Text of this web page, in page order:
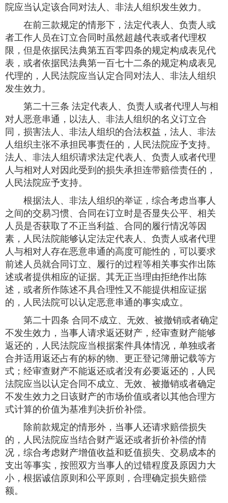
院应当认定该合同对法人、非法人组织发生效力。
在前三款规定的情形下，法定代表人、负责人或
者工作人员在订立合同时虽然超越代表或者代理权
限，但是依据民法典第五百零四条的规定构成表见代
表，或者依据民法典第一百七十二条的规定构成表见
代理的，人民法院应当认定合同对法人、非法人组织
发生效力。
第二十三条 法定代表人、负责人或者代理人与相
对人恶意串通，以法人、非法人组织的名义订立合
同，损害法人、非法人组织的合法权益，法人、非法
人组织主张不承担民事责任的，人民法院应予支持。
法人、非法人组织请求法定代表人、负责人或者代理
人与相对人对因此受到的损失承担连带赔偿责任的，
人民法院应予支持。
根据法人、非法人组织的举证，综合考虑当事人
之间的交易习惯、合同在订立时是否显失公平、相关
人员是否获取了不正当利益、合同的履行情况等因
素，人民法院能够认定法定代表人、负责人或者代理
人与相对人存在恶意串通的高度可能性的，可以要求
前述人员就合同订立、履行的过程等相关事实作出陈
述或者提供相应的证据。其无正当理由拒绝作出陈
述，或者所作陈述不具合理性又不能提供相应证据
的，人民法院可以认定恶意串通的事实成立。
第二十四条 合同不成立、无效、被撤销或者确定
不发生效力，当事人请求返还财产，经审查财产能够
返还的，人民法院应当根据案件具体情况，单独或者
合并适用返还占有的标的物、更正登记簿册记载等方
式；经审查财产不能返还或者没有必要返还的，人民
法院应当以认定合同不成立、无效、被撤销或者确定
不发生效力之日该财产的市场价值或者以其他合理方
式计算的价值为基准判决折价补偿。
除前款规定的情形外，当事人还请求赔偿损失
的，人民法院应当结合财产返还或者折价补偿的情
况，综合考虑财产增值收益和贬值损失、交易成本的
支出等事实，按照双方当事人的过错程度及原因力大
小，根据诚信原则和公平原则，合理确定损失赔偿
额。